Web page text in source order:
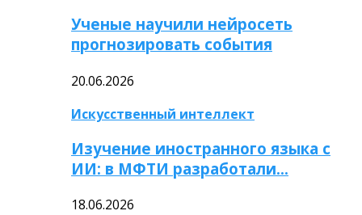
Ученые научили нейросеть
прогнозировать события
20.06.2026
Искусственный интеллект
Изучение иностранного языка с
ИИ: в МФТИ разработали…
18.06.2026